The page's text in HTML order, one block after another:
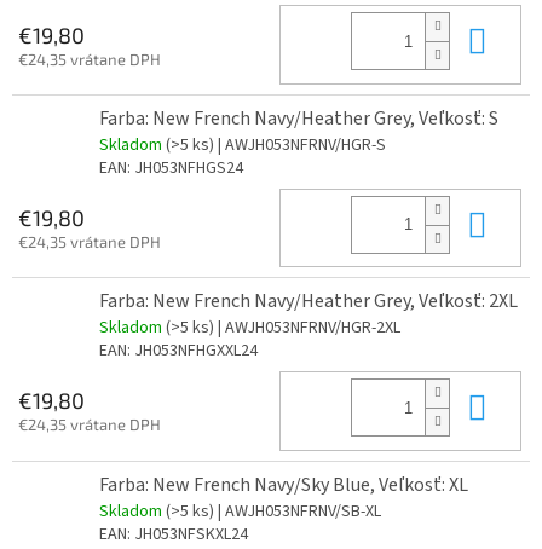
€19,80
€24,35 vrátane DPH
Farba: New French Navy/Heather Grey, Veľkosť: S
Skladom (>5 ks) | AWJH053NFRNV/HGR-S
EAN: JH053NFHGS24
€19,80
€24,35 vrátane DPH
Farba: New French Navy/Heather Grey, Veľkosť: 2XL
Skladom (>5 ks) | AWJH053NFRNV/HGR-2XL
EAN: JH053NFHGXXL24
€19,80
€24,35 vrátane DPH
Farba: New French Navy/Sky Blue, Veľkosť: XL
Skladom (>5 ks) | AWJH053NFRNV/SB-XL
EAN: JH053NFSKXL24